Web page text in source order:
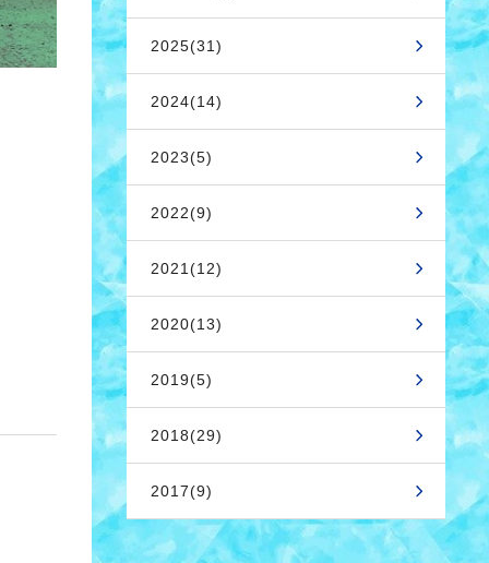
2025(31)
2024(14)
2023(5)
2022(9)
2021(12)
2020(13)
2019(5)
2018(29)
2017(9)